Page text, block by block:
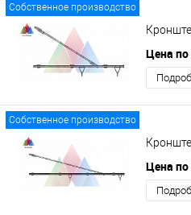
Собственное производство
Цена по
Собственное производство
Цена по